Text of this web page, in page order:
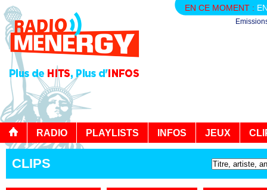
EN CE MOMENT :
RADIO PLAYLISTS INFOS JEUX
CLIPS